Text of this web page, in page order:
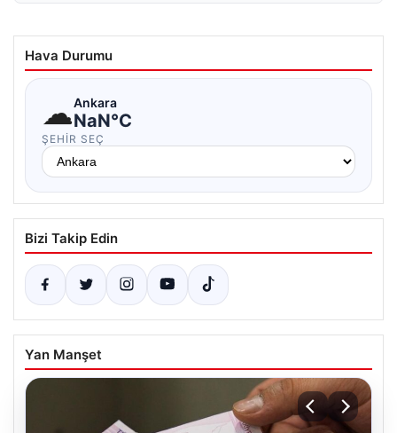
Hava Durumu
☁Ankara
NaN°C
ŞEHIR SEÇ
Bizi Takip Edin
Yan Manşet